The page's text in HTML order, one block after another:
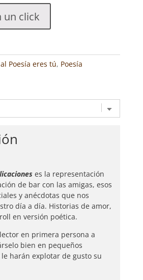
un click
Poesía eres tú, Poesía
es la representación
de bar con las amigas, esos
y anécdotas que nos
día a día. Historias de amor,
en versión poética.
en primera persona a
bien en pequeños
harán explotar de gusto su